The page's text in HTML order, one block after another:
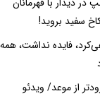
سفید بروید!
فایده نداشت، همه